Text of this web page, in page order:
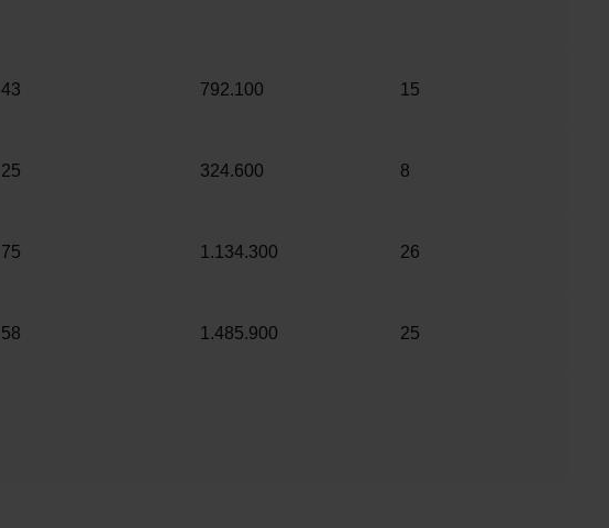
43 792.100 15
25 324.600 8
75 1.134.300 26
58 1.485.900 25